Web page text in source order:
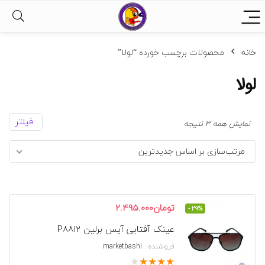
خانه محصولات برچسب خورده “لولا”
لولا
فیلتر نمایش همه 3 نتیجه
بر
اساس
مرتب‌سازی بر اساس جدیدترین
- 29% قیمت
تومان3.490.000
بود.
تومان2.495.000
تومان2.495.000
است.
عینک آفتابی آیس برلین P8812
فروشنده : marketbashi